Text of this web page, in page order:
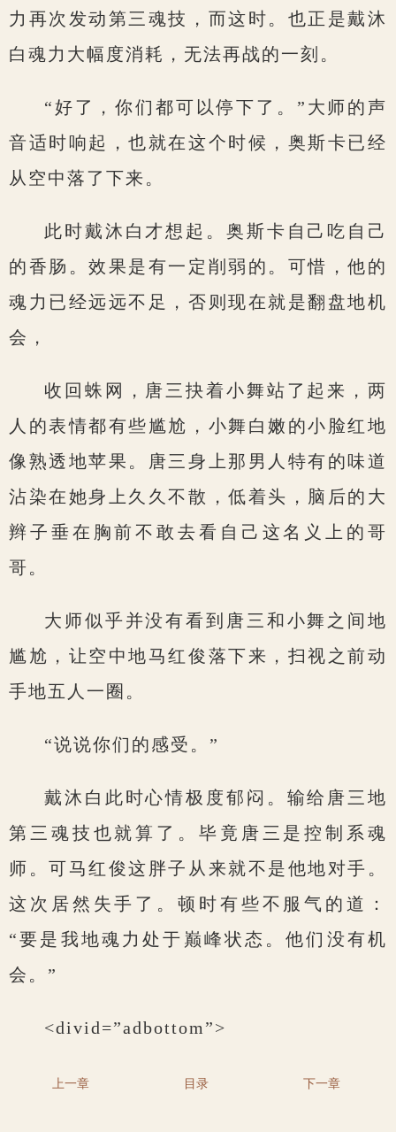
力再次发动第三魂技，而这时。也正是戴沐
白魂力大幅度消耗，无法再战的一刻。
“好了，你们都可以停下了。”大师的声
音适时响起，也就在这个时候，奥斯卡已经
从空中落了下来。
此时戴沐白才想起。奥斯卡自己吃自己
的香肠。效果是有一定削弱的。可惜，他的
魂力已经远远不足，否则现在就是翻盘地机
会，
收回蛛网，唐三抉着小舞站了起来，两
人的表情都有些尴尬，小舞白嫩的小脸红地
像熟透地苹果。唐三身上那男人特有的味道
沾染在她身上久久不散，低着头，脑后的大
辫子垂在胸前不敢去看自己这名义上的哥
哥。
大师似乎并没有看到唐三和小舞之间地
尴尬，让空中地马红俊落下来，扫视之前动
手地五人一圈。
“说说你们的感受。”
戴沐白此时心情极度郁闷。输给唐三地
第三魂技也就算了。毕竟唐三是控制系魂
师。可马红俊这胖子从来就不是他地对手。
这次居然失手了。顿时有些不服气的道：
“要是我地魂力处于巅峰状态。他们没有机
会。”
<divid=”adbottom”>
上一章 目录 下一章